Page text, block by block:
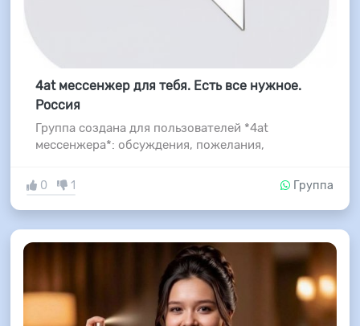
4at мессенжер для тебя. Есть все нужное.
Россия
Группа создана для пользователей *4at
мессенжера*: обсуждения, пожелания,
0 1 Группа